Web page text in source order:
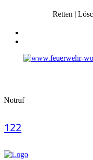
Retten |
Notruf
122